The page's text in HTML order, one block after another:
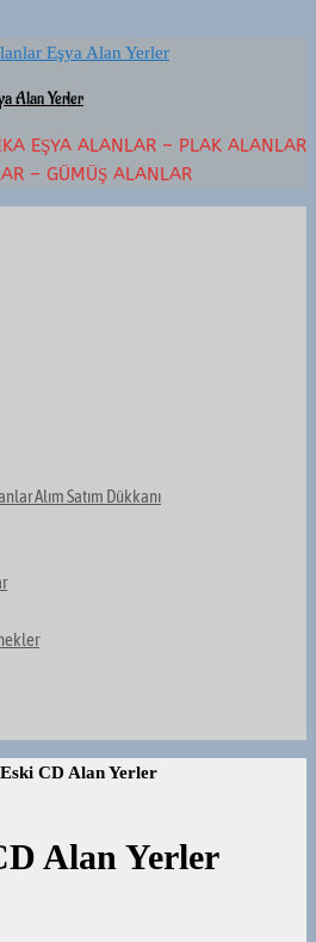
Alan Yerler
EŞYA ALANLAR – PLAK ALANLAR
– GÜMÜŞ ALANLAR
Alım Satım Dükkanı
Eski CD Alan Yerler
Alan Yerler